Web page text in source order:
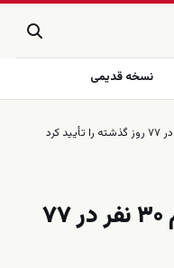
نسخه قدیمی
قوه قضائیه ایران اعدام ۳۰ نفر در ۷۷